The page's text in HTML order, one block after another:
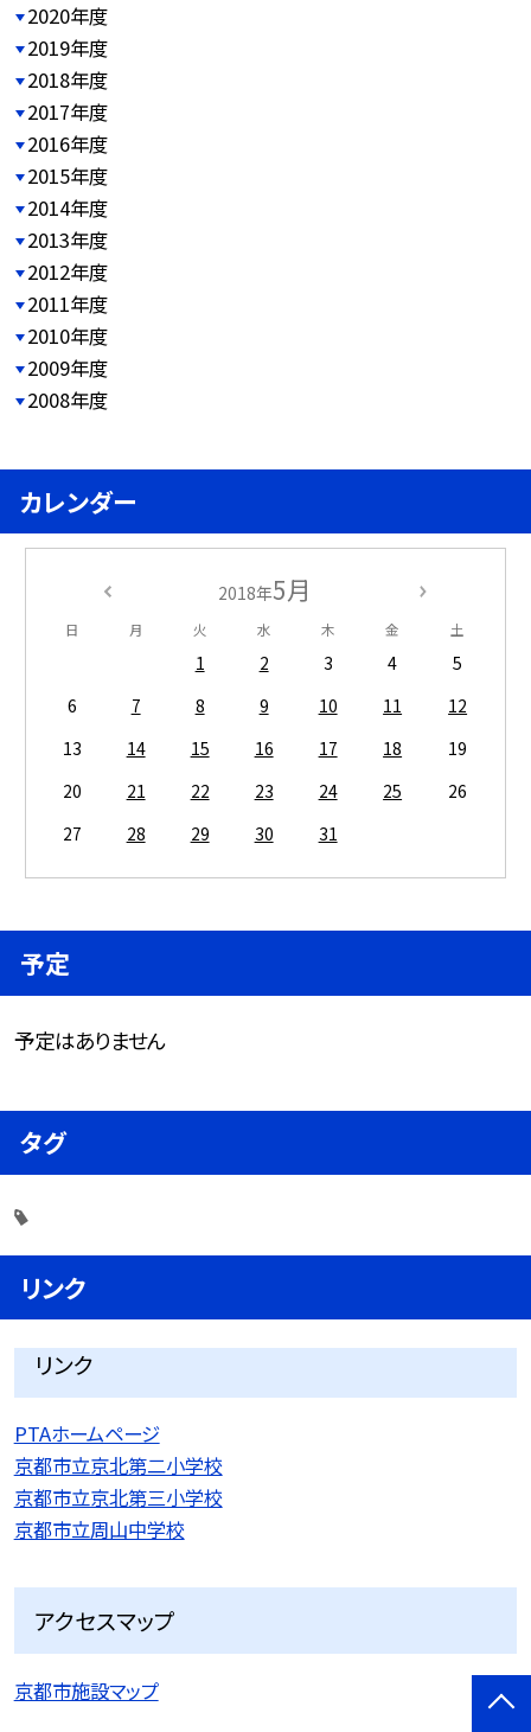
2020年度
2019年度
2018年度
2017年度
2016年度
2015年度
2014年度
2013年度
2012年度
2011年度
2010年度
2009年度
2008年度
カレンダー
2018年5月
日 月 火 水 木 金 土
1 2 3 4
5
6
7 8 9 10 11
12
13
14 15 16 17 18
19
20
21 22 23 24 25
26
27
28 29 30 31
予定
予定はありません
タグ
リンク
リンク
PTAホームページ
京都市立京北第二小学校
京都市立京北第三小学校
京都市立周山中学校
アクセスマップ
京都市施設マップ